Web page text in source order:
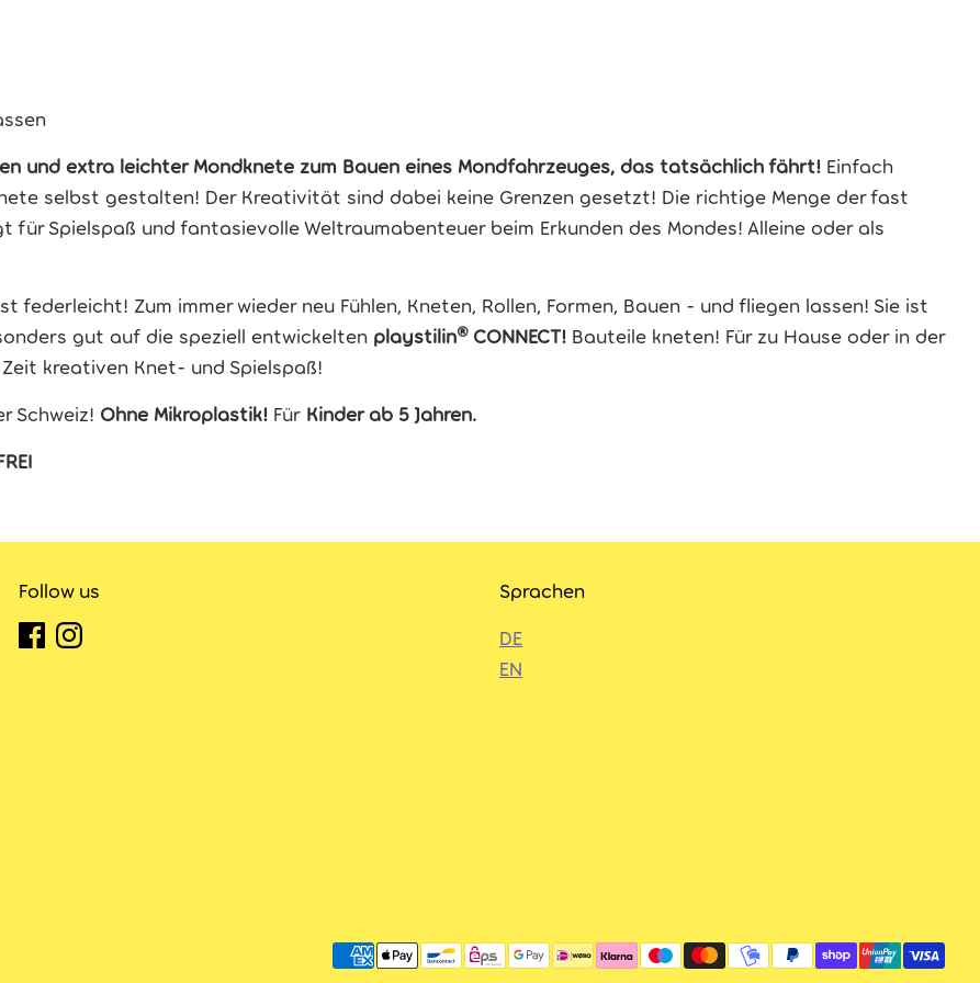
und extra leichter Mondknete zum Bauen eines Mondfahrzeuges, das tatsächlich fährt! Einfach
selbst gestalten! Der Kreativität sind dabei keine Grenzen gesetzt! Die richtige Menge der fast
für Spielspaß und fantasievolle Weltraumabenteuer beim Erkunden des Mondes! Alleine oder als
federleicht! Zum immer wieder neu Fühlen, Kneten, Rollen, Formen, Bauen - und fliegen lassen! Sie ist
gut auf die speziell entwickelten playstilin® CONNECT! Bauteile kneten! Für zu Hause oder in der
kreativen Knet- und Spielspaß!
Schweiz! Ohne Mikroplastik! Für Kinder ab 5 Jahren.
Follow us
Sprachen
DE
EN
Akzeptierte